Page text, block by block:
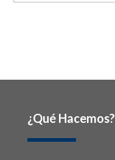
¿Qué Hacemos?